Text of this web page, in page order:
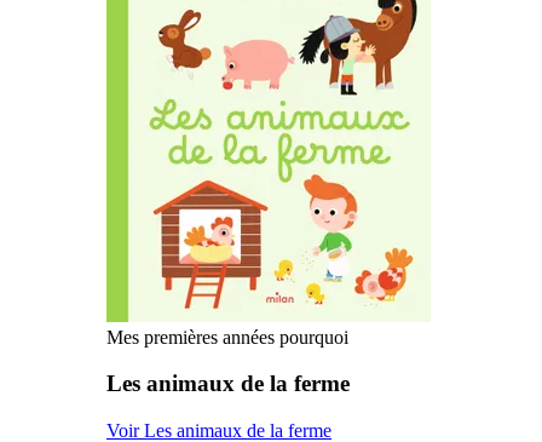
Mes premières années pourquoi
Les animaux de la ferme
Voir Les animaux de la ferme